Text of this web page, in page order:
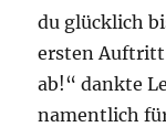
du glücklich
ersten Auftritt
ab!“ dankte
namentlich